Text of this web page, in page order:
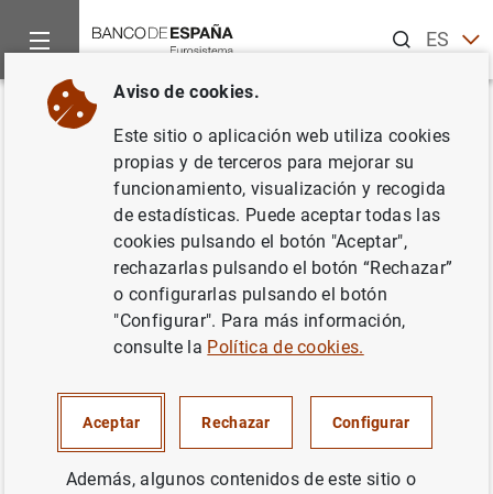
ESEN
Inicio Noticias y eventos
Volver
Estado financiero consolidado
del Eurosistema a 1 de octubre
de 2021
SITUACIÓN ECONÓMICA
ESPAÑA POLÍTICA MONETARIA
Aviso de cookies.
Este sitio o aplicación web utiliza cookies
propias y de terceros para mejorar su
funcionamiento, visualización y recogida
de estadísticas. Puede aceptar todas las
cookies pulsando el botón "Aceptar",
rechazarlas pulsando el botón “Rechazar”
o configurarlas pulsando el botón
"Configurar". Para más información,
consulte la Política de cookies.
Aceptar Rechazar Configurar
Además, algunos contenidos de este sitio o